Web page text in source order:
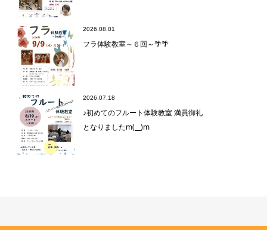
2026.08.01
フラ体験教室～６回～🌴🌴
2026.07.18
♪初めてのフルート体験教室 満員御礼
となりましたm(__)m